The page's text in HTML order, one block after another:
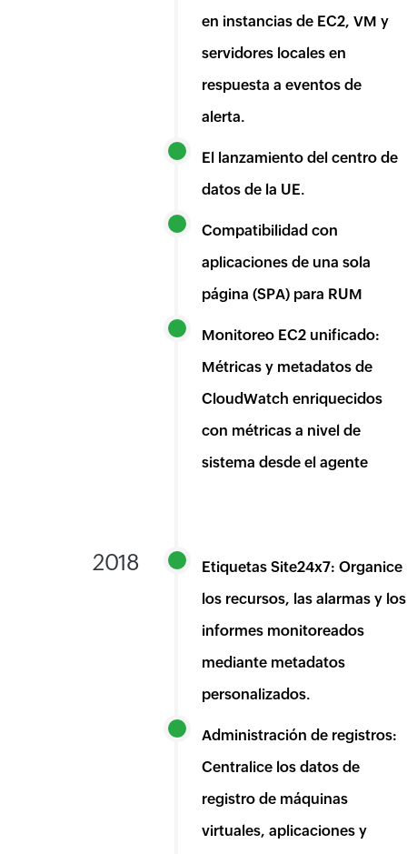
en instancias de EC2, VM y
servidores locales en
respuesta a eventos de
alerta.
El lanzamiento del centro de
datos de la UE.
Compatibilidad con
aplicaciones de una sola
página (SPA) para RUM
Monitoreo EC2 unificado:
Métricas y metadatos de
CloudWatch enriquecidos
con métricas a nivel de
sistema desde el agente
2018
Etiquetas Site24x7: Organice
los recursos, las alarmas y los
informes monitoreados
mediante metadatos
personalizados.
Administración de registros:
Centralice los datos de
registro de máquinas
virtuales, aplicaciones y